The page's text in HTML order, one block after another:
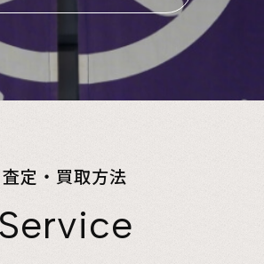
査定・買取方法
Service